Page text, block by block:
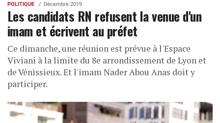
POLITIQUE Décembre 2019
Les candidats RN refusent la venue d'un
imam et écrivent au préfet
Ce dimanche, une réunion est prévue à l'Espace
Viviani à la limite du 8e arrondissement de Lyon et
de Vénissieux. Et l'imam Nader Abou Anas doit y
participer.